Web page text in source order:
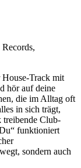
House-Track mit
hör auf deine
die im Alltag oft
in sich trägt,
treibende Club-
funktioniert
sondern auch